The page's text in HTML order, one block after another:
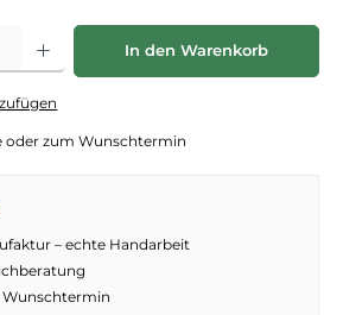
Wert ein oder benutze die
In den Warenkorb
oder zum Wunschtermin
– echte Handarbeit